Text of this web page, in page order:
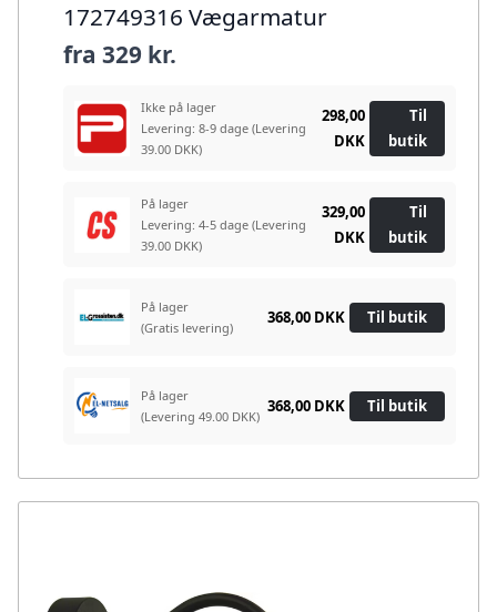
172749316 Vægarmatur
fra 329 kr.
Ikke på lager
Levering: 8-9 dage (Levering
39.00 DKK)
298,00
DKK
Til
butik
På lager
Levering: 4-5 dage (Levering
39.00 DKK)
329,00
DKK
Til
butik
På lager
(Gratis levering)
368,00 DKK Til butik
På lager
(Levering 49.00 DKK)
368,00 DKK Til butik